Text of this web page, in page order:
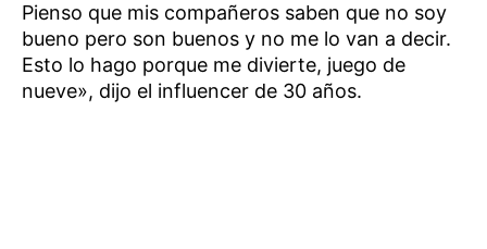
Pienso que mis compañeros saben que no soy
bueno pero son buenos y no me lo van a decir.
Esto lo hago porque me divierte, juego de
nueve», dijo el influencer de 30 años.